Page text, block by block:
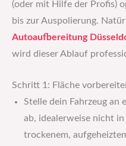
(oder mit Hilfe der Profis)
bis zur Auspolierung.
Autoaufbereitung
wird dieser Ablauf
Schritt 1: Fläche
Stelle dein Fahrzeug an
ab, idealerweise nicht
trockenem,